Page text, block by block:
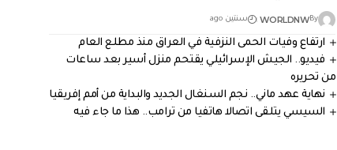
By
WORLDNW سنتين ago
ارتفاع وفيات الحمى النزفية في العراق منذ مطلع العام
فيديو.. الجيش الإسرائيلي يقتحم منزل أسير بعد ساعات
من تحريره
نهاية عهد ماني.. نجم السنغال الجديد والبداية من أمم إفريقيا
السيسي يتلقى اتصالا هاتفيا من ترامب.. هذا ما جاء فيه